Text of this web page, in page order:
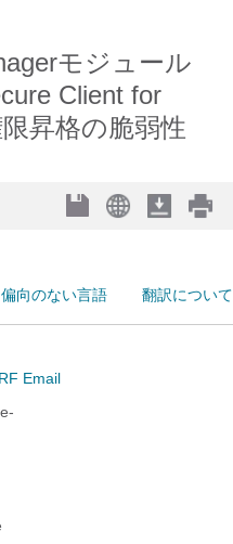
モジュール
Client for
昇格の脆弱性
偏向のない言語
翻訳について
Email